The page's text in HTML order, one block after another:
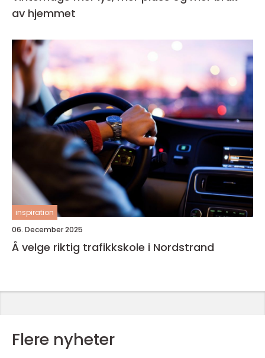
av hjemmet
inspiration
06. December 2025
Å velge riktig trafikkskole i Nordstrand
Flere nyheter